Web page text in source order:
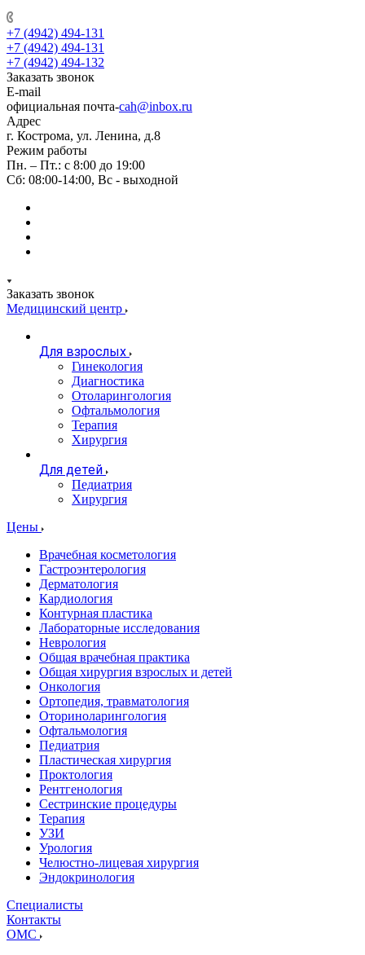
+7 (4942) 494-131
+7 (4942) 494-131
+7 (4942) 494-132
Заказать звонок
E-mail
официальная почта-cah@inbox.ru
Адрес
г. Кострома, ул. Ленина, д.8
Режим работы
Пн. – Пт.: с 8:00 до 19:00
Сб: 08:00-14:00, Вс - выходной
Заказать звонок
Медицинский центр
Для взрослых
Гинекология
Диагностика
Отоларингология
Офтальмология
Терапия
Хирургия
Для детей
Педиатрия
Хирургия
Цены
Врачебная косметология
Гастроэнтерология
Дерматология
Кардиология
Контурная пластика
Лабораторные исследования
Неврология
Общая врачебная практика
Общая хирургия взрослых и детей
Онкология
Ортопедия, травматология
Оториноларингология
Офтальмология
Педиатрия
Пластическая хирургия
Проктология
Рентгенология
Сестринские процедуры
Терапия
УЗИ
Урология
Челюстно-лицевая хирургия
Эндокринология
Специалисты
Контакты
ОМС